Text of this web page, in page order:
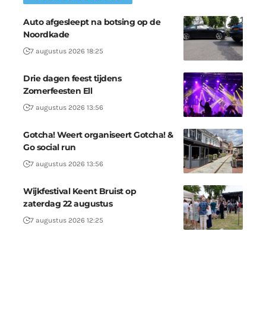
Auto afgesleept na botsing op de
Noordkade
7 augustus 2026 18:25
Drie dagen feest tijdens
Zomerfeesten Ell
7 augustus 2026 13:56
Gotcha! Weert organiseert Gotcha! &
Go social run
7 augustus 2026 13:56
Wijkfestival Keent Bruist op
zaterdag 22 augustus
7 augustus 2026 12:25